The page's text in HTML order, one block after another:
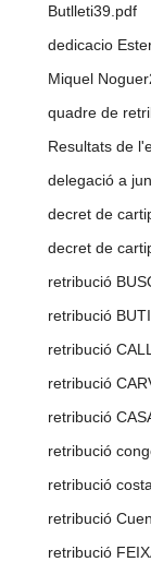
Butlleti39.pdf
dedicacio
Miquel
quadre de
Resultats de
delegació a
decret de
decret de
retribució
retribució
retribució
retribució
retribució
retribució
retribució
retribució
retribució